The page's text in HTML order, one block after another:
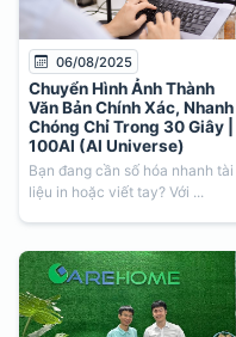
06/08/2025
Chuyển Hình Ảnh Thành
Văn Bản Chính Xác, Nhanh
Chóng Chỉ Trong 30 Giây |
100AI (AI Universe)
Bạn đang cần số hóa nhanh tài
liệu in hoặc viết tay? Với ...